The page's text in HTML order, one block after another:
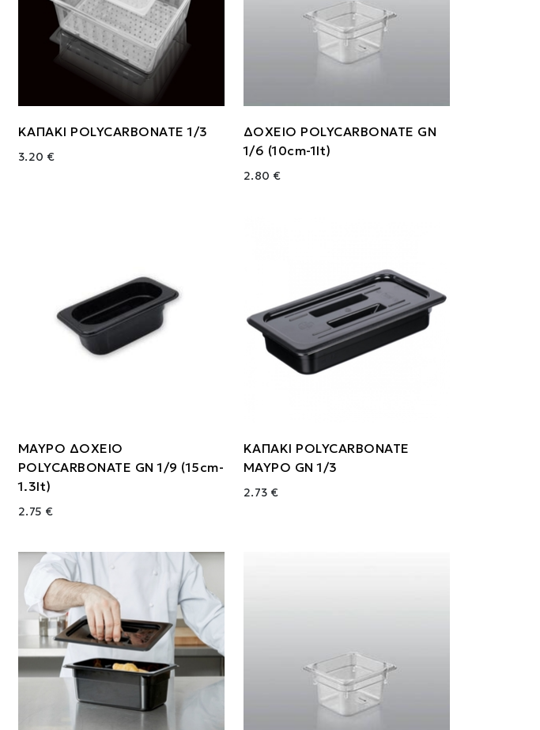
ΚΑΠΑΚΙ POLYCARBONATE 1/3
3.20 €
ΔΟΧΕΙΟ POLYCARBONATE GN
1/6 (10cm-1lt)
2.80 €
ΜΑΥΡΟ ΔΟΧΕΙΟ
POLYCARBONATE GN 1/9 (15cm-
1.3lt)
2.75 €
ΚΑΠΑΚΙ POLYCARBONATE
ΜΑΥΡΟ GN 1/3
2.73 €